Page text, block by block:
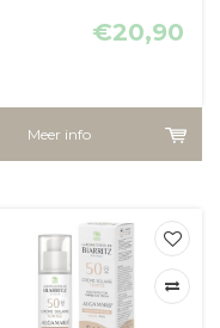
€20,90
Meer info